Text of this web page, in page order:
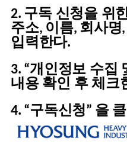
2. 구독 신청을 위
주소, 이름, 회사명,
입력한다.
3. “개인정보 수집
내용 확인 후 체크
4. “구독신청” 을